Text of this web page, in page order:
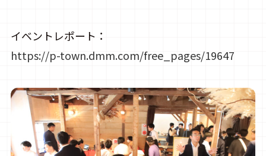
イベントレポート：
https://p-town.dmm.com/free_pages/19647